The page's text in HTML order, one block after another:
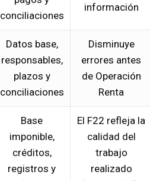
conciliaciones
información
Datos base,
responsables,
plazos y
conciliaciones
Disminuye
errores antes
de Operación
Renta
Base
imponible,
créditos,
registros y
El F22 refleja la
calidad del
trabajo
realizado